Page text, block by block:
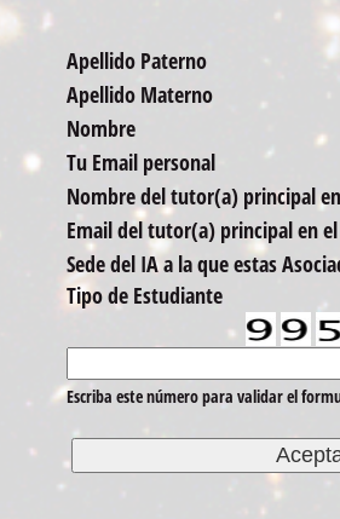
Apellido Paterno
Apellido Materno
Nombre
Tu Email personal
Nombre del tutor(a) principal
Email del tutor(a) principal en
Sede del IA a la que estas
Tipo de Estudiante
Escriba este número para validar el